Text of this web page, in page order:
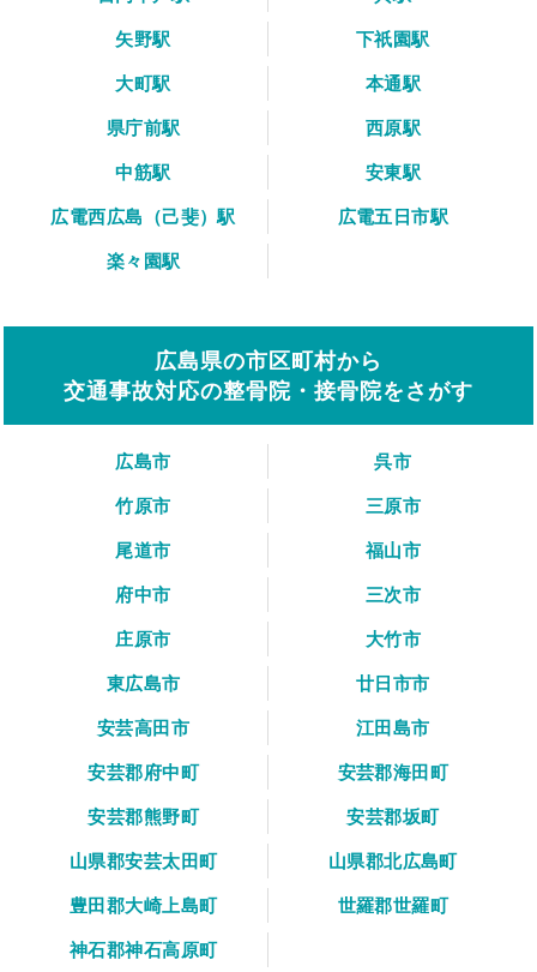
矢野駅
下祇園駅
大町駅
本通駅
県庁前駅
西原駅
中筋駅
安東駅
広電西広島（己斐）駅
広電五日市駅
楽々園駅
広島県の市区町村から
交通事故対応の整骨院・接骨院をさがす
広島市
呉市
竹原市
三原市
尾道市
福山市
府中市
三次市
庄原市
大竹市
東広島市
廿日市市
安芸高田市
江田島市
安芸郡府中町
安芸郡海田町
安芸郡熊野町
安芸郡坂町
山県郡安芸太田町
山県郡北広島町
豊田郡大崎上島町
世羅郡世羅町
神石郡神石高原町